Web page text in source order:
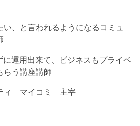
い、と言われるようになるコミュ
に運用出来て、ビジネスもプライベ
らう講座講師
ティ マイコミ 主宰